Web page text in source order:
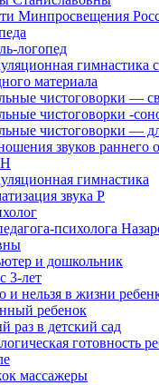
Минпросвещения
логопед
гимнастика
материала
чистоговорки —
чистоговорки -
чистоговорки —
звуков раннего
гимнастика
звука Р
психолога
и дошкольник
3-лет
нельзя в жизни
ребенок
раз в детский сад
готовность
массажеры